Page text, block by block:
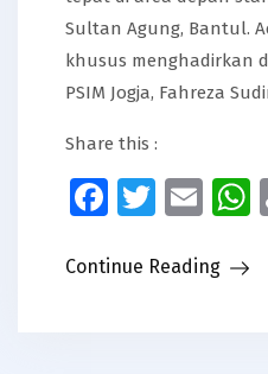
Sultan Agung, Bantul.
khusus menghadirkan
PSIM Jogja, Fahreza
Share this :
Facebook
Continue Reading